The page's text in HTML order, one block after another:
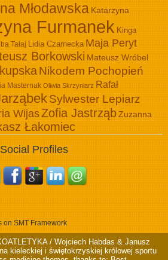
Młodawska Katarzyna
Furmanek Kinga
Tałaj Lidia Czarnecka Maja Peryt
Borkowski Mateusz Wróbel
Nikodem Pochopień
Masternak Oliwia Skrzyniarz Rafał
Sylwester Lepiarz
WijasZofia JastrząbZuzanna
Łakomiec
Social Profiles
on SMT Framework
/ Wojciech Habdas & Janusz
kieleckiej i świętokrzyskiej królowej sportu